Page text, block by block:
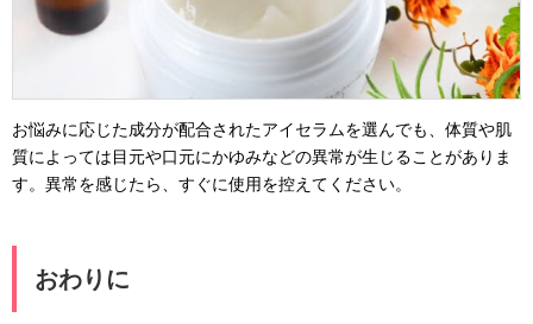
お悩みに応じた成分が配合されたアイセラムを選んでも、体質や肌
質によっては目元や口元にかゆみなどの異常が生じることがありま
す。異常を感じたら、すぐに使用を控えてください。
おわりに